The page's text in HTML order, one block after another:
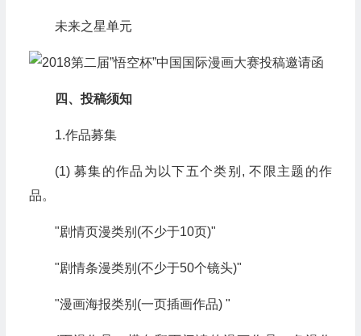
未来之星单元
四、投稿须知
1.作品募集
(1) 募集的作品为以下五个类别, 不限主题的作
品。
"剧情页漫类别(不少于10页)"
"剧情条漫类别(不少于50个镜头)"
"漫画海报类别(一页插画作品) "